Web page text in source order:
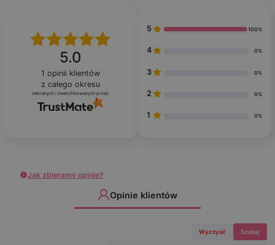
5.0
1 opinii klientów
z całego okresu
zebranych i zweryfikowanych przez
5 100%
4 0%
3 0%
2 0%
1 0%
Jak zbieramy opinie?
Opinie klientów
Wyczyść Szukaj